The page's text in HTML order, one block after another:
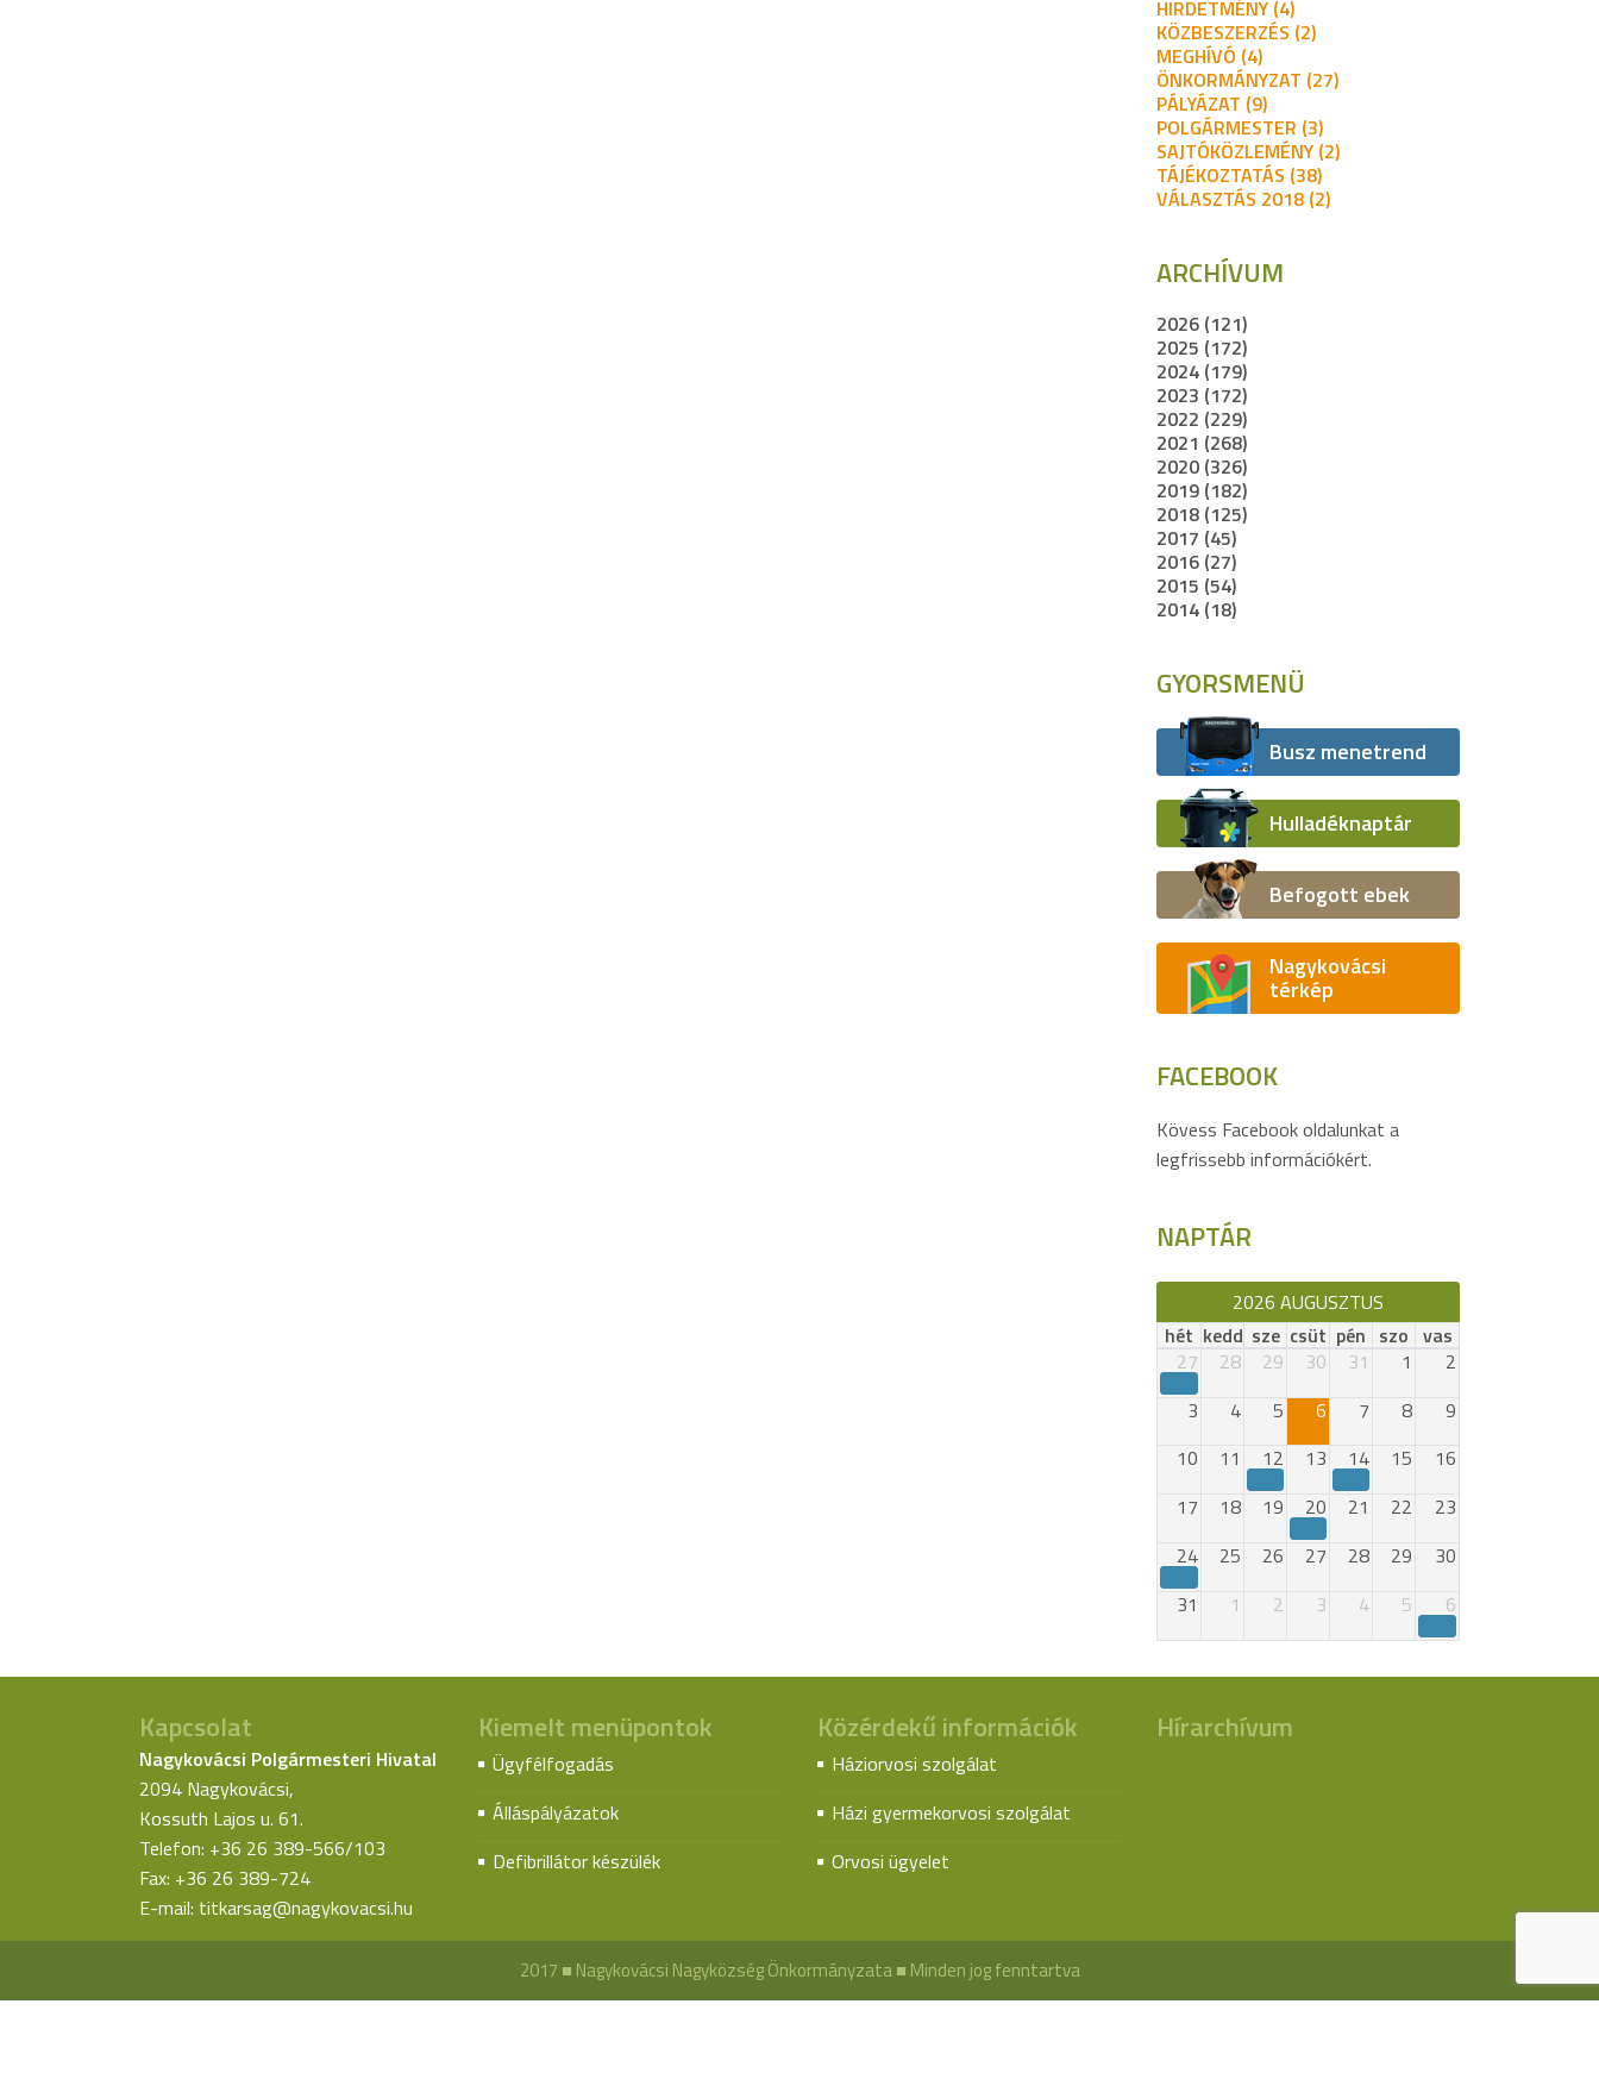
HIRDETMÉNY (4)
KÖZBESZERZÉS (2)
MEGHÍVÓ (4)
ÖNKORMÁNYZAT (27)
PÁLYÁZAT (9)
POLGÁRMESTER (3)
SAJTÓKÖZLEMÉNY (2)
TÁJÉKOZTATÁS (38)
VÁLASZTÁS 2018 (2)
ARCHÍVUM
2026 (121)
2025 (172)
2024 (179)
2023 (172)
2022 (229)
2021 (268)
2020 (326)
2019 (182)
2018 (125)
2017 (45)
2016 (27)
2015 (54)
2014 (18)
GYORSMENÜ
Busz menetrend
Hulladéknaptár
Befogott ebek
Nagykovácsi
térkép
FACEBOOK
Kövess Facebook oldalunkat a
legfrissebb információkért.
NAPTÁR
2026 AUGUSZTUS
hét kedd sze csüt pén szo vas
27
28 29 30 31 1
2
3
4 5 6 7 8
9
10
11 12 13 14 15
16
17
18 19 20 21 22
23
24
25 26 27 28 29
30
31
1 2 3 4 5 6
Kapcsolat
Nagykovácsi Polgármesteri Hivatal
2094 Nagykovácsi,
Kossuth Lajos u. 61.
Telefon: +36 26 389-566/103
Fax: +36 26 389-724
E-mail: titkarsag@nagykovacsi.hu
Kiemelt menüpontok
Ügyfélfogadás
Álláspályázatok
Defibrillátor készülék
Közérdekű információk
Háziorvosi szolgálat
Házi gyermekorvosi szolgálat
Orvosi ügyelet
Hírarchívum
2017 ■ Nagykovácsi Nagyközség Önkormányzata ■ Minden jog fenntartva